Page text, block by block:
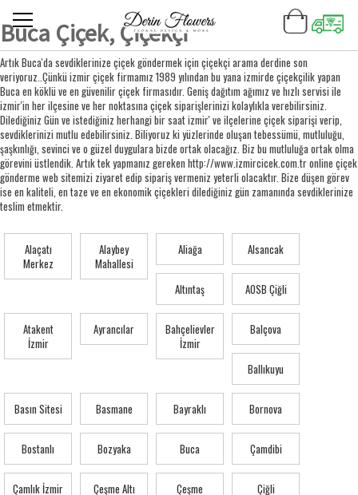
Buca Çiçek, Çiçekçi
Artık Buca'da sevdiklerinize çiçek göndermek için çiçekçi arama derdine son
veriyoruz..Çünkü izmir çiçek firmamız 1989 yılından bu yana izmirde çiçekçilik yapan
Buca en köklü ve en güvenilir çiçek firmasıdır. Geniş dağıtım ağımız ve hızlı servisi ile
izmir'in her ilçesine ve her noktasına çiçek siparişlerinizi kolaylıkla verebilirsiniz.
Dilediğiniz Gün ve istediğiniz herhangi bir saat izmir' ve ilçelerine çiçek siparişi verip,
sevdiklerinizi mutlu edebilirsiniz. Biliyoruz ki yüzlerinde oluşan tebessümü, mutluluğu,
şaşkınlığı, sevinci ve o güzel duygulara bizde ortak olacağız. Biz bu mutluluğa ortak olma
görevini üstlendik. Artık tek yapmanız gereken http://www.izmircicek.com.tr online çiçek
gönderme web sitemizi ziyaret edip sipariş vermeniz yeterli olacaktır. Bize düşen görev
ise en kaliteli, en taze ve en ekonomik çiçekleri dilediğiniz gün zamanında sevdiklerinize
teslim etmektir.
Alaçatı
Merkez
Alaybey
Mahallesi
Aliağa Alsancak
Altıntaş AOSB Çiğli
Atakent
İzmir
Ayrancılar
Bahçelievler
İzmir
Balçova
Ballıkuyu
Basın Sitesi Basmane Bayraklı Bornova
Bostanlı Bozyaka Buca Çamdibi
Çamlık İzmir Çeşme Altı
Çeşme
Çiğli